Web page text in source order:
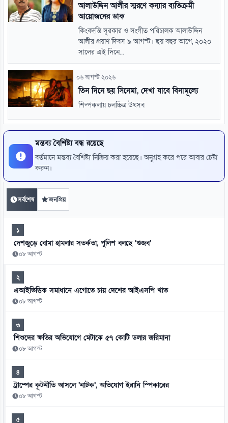
আলাউদ্দিন আলীর স্মরণে কন্যার ব্যতিক্রমী
আয়োজনের ডাক
কিংবদন্তি সুরকার ও সংগীত পরিচালক আলাউদ্দিন
আলীর প্রয়াণ দিবস ৯ আগস্ট। ছয় বছর আগে, ২০২০
সালের এই দিনে...
০৬ আগস্ট ২০২৬
তিন দিনে ছয় সিনেমা, দেখা যাবে বিনামূল্যে
শিল্পকলায় চলচ্চিত্র উৎসব
মন্তব্য বৈশিষ্ট্য বন্ধ রয়েছে
বর্তমানে মন্তব্য বৈশিষ্ট্য নিষ্ক্রিয় করা হয়েছে। অনুগ্রহ করে পরে আবার চেষ্টা
করুন।
সর্বশেষ জনপ্রিয়
১
দেশজুড়ে বোমা হামলার সতর্কতা, পুলিশ বলছে ‘গুজব’
০৮ আগস্ট
২
এআইভিত্তিক সমাধানে এগোতে চায় দেশের আইএসপি খাত
০৮ আগস্ট
৩
শিশুদের ক্ষতির অভিযোগে মেটাকে ৫৭ কোটি ডলার জরিমানা
০৮ আগস্ট
৪
ট্রাম্পের কূটনীতি আসলে ‘নাটক’, অভিযোগ ইরানি স্পিকারের
০৮ আগস্ট
৫